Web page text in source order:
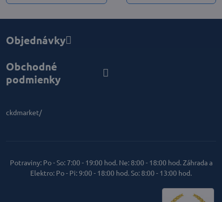
Objednávky
Obchodné
podmienky
ckdmarket/
Potraviny: Po - So: 7:00 - 19:00 hod. Ne: 8:00 - 18:00 hod. Záhrada a
Elektro: Po - Pi: 9:00 - 18:00 hod. So: 8:00 - 13:00 hod.